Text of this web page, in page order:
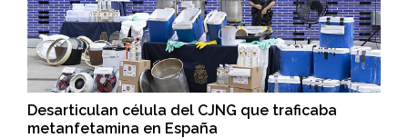
Desarticulan célula del CJNG que traficaba
metanfetamina en España